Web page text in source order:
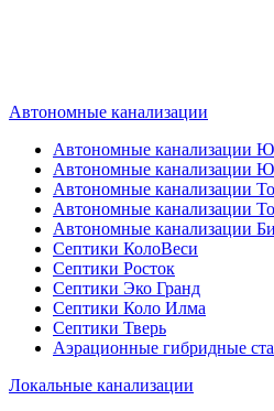
Автономные канализации
Автономные канализации
Автономные канализации
Автономные канализации
Автономные канализации
Автономные канализации
Септики КолоВеси
Септики Росток
Септики Эко Гранд
Септики Коло Илма
Септики Тверь
Аэрационные гибридные
Локальные канализации